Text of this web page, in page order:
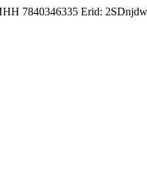
7840346335 Erid: